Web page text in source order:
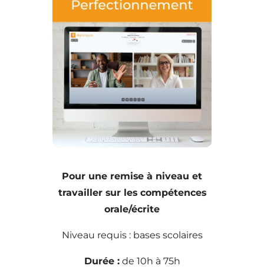
Pour une remise à niveau et
travailler sur les compétences
orale/écrite
Niveau requis : bases scolaires
Durée :de 10h à 75h